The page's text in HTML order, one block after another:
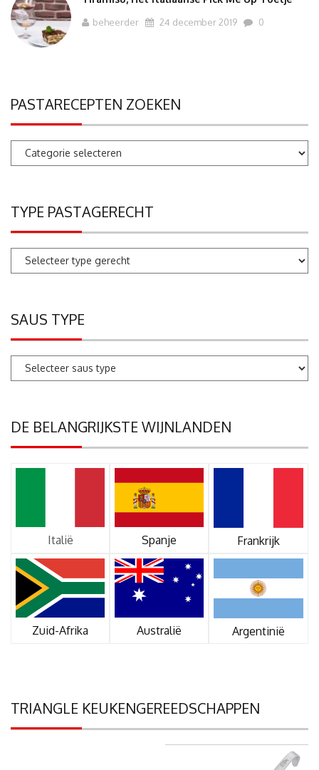
beheerder 24 december 2019 0
PASTARECEPTEN ZOEKEN
Pastarecepten
zoeken
TYPE PASTAGERECHT
SAUS TYPE
DE BELANGRIJKSTE WIJNLANDEN
Italië Spanje Frankrijk
Zuid-Afrika Australië Argentinië
TRIANGLE KEUKENGEREEDSCHAPPEN